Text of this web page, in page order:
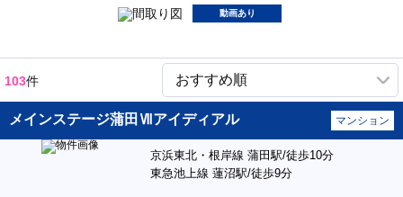
動画あり
103件
メインステージ蒲田Ⅶアイディアル マンション
京浜東北・根岸線 蒲田駅/徒歩10分
東急池上線 蓮沼駅/徒歩9分